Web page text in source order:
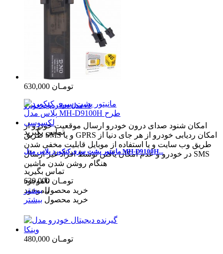
630,000 تومـان
ردیاب خودرو dno مدل v3
امکان شنود صدای درون خودرو ارسال موقعیت خودرو از
طریق SMS و یا GPRS امکان ردیابی خودرو از هر جای دنیا از
طریق وب سایت و یا استفاده از موبایل قابلیت مخفی شدن
در خودرو و عدم امکان یافتن توسط افراد غیر ارسال SMS
هنگام روشن شدن ماشین
630,000 تومـان
ناموجود
خرید محصول بیشتر
تماس بگیرید
مانیتور پشت سری کنکورد پلاس مدل MH-D9100H...
تماس بگیرید
ناموجود
خرید محصولبیشتر
480,000 تومـان